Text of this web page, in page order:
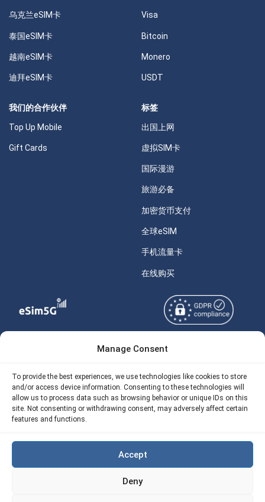
Manage Consent
To provide the best experiences, we use technologies like cookies to store
and/or access device information. Consenting to these technologies will
allow us to process data such as browsing behavior or unique IDs on this
site. Not consenting or withdrawing consent, may adversely affect certain
features and functions.
Accept
Deny
乌克兰eSIM卡
泰国eSIM卡
越南eSIM卡
迪拜eSIM卡
Visa
Bitcoin
Monero
USDT
我们的合作伙伴
Top Up Mobile
Gift Cards
标签
出国上网
虚拟SIM卡
国际漫游
旅游必备
加密货币支付
全球eSIM
手机流量卡
在线购买
Your Tickets
免费eSIM流量计算器
我们的 API
eSIM5G 退款政策
Copyright © 2026
使用条款
隐私政策
Site Map